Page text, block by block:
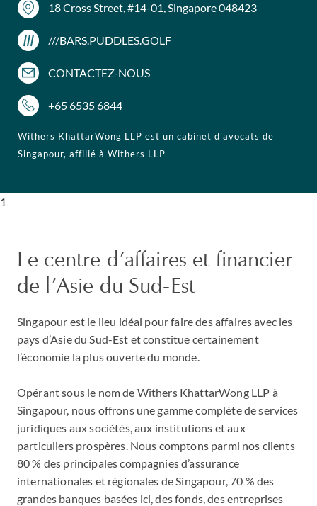
18 Cross Street, #14-01, Singapore 048423
///BARS.PUDDLES.GOLF
CONTACTEZ-NOUS
+65 6535 6844
Withers KhattarWong LLP est un cabinet d’avocats de
Singapour, affilié à Withers LLP
1
Le centre d’affaires et financier
de l’Asie du Sud-Est
Singapour est le lieu idéal pour faire des affaires avec les
pays d’Asie du Sud-Est et constitue certainement
l’économie la plus ouverte du monde.
Opérant sous le nom de Withers KhattarWong LLP à
Singapour, nous offrons une gamme complète de services
juridiques aux sociétés, aux institutions et aux
particuliers prospères. Nous comptons parmi nos clients
80 % des principales compagnies d’assurance
internationales et régionales de Singapour, 70 % des
grandes banques basées ici, des fonds, des entreprises